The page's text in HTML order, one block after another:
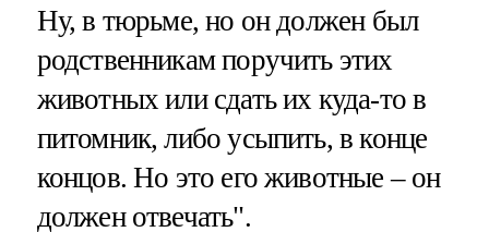
Ну, в тюрьме, но он должен был
родственникам поручить этих
животных или сдать их куда-то в
питомник, либо усыпить, в конце
концов. Но это его животные – он
должен отвечать".